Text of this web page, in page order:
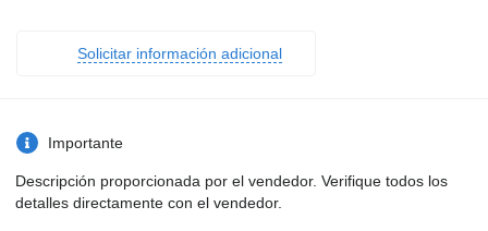
Solicitar información adicional
Importante
Descripción proporcionada por el vendedor. Verifique todos los
detalles directamente con el vendedor.